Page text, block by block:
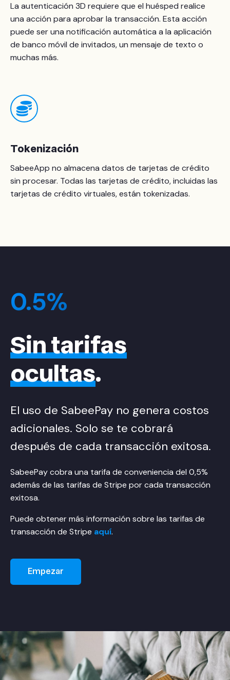
La autenticación 3D requiere que el huésped realice
una acción para aprobar la transacción. Esta acción
puede ser una notificación automática a la aplicación
de banco móvil de invitados, un mensaje de texto o
muchas más.
Tokenización
SabeeApp no ​​almacena datos de tarjetas de crédito
sin procesar. Todas las tarjetas de crédito, incluidas las
tarjetas de crédito virtuales, están tokenizadas.
0.5%
Sin tarifas
ocultas.
El uso de SabeePay no genera costos
adicionales. Solo se te cobrará
después de cada transacción exitosa.
SabeePay cobra una tarifa de conveniencia del 0,5%
además de las tarifas de Stripe por cada transacción
exitosa.
Puede obtener más información sobre las tarifas de
transacción de Stripe aquí.
Empezar